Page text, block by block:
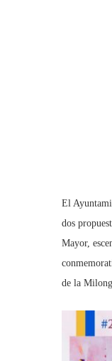
El
dos
Mayor,
de la